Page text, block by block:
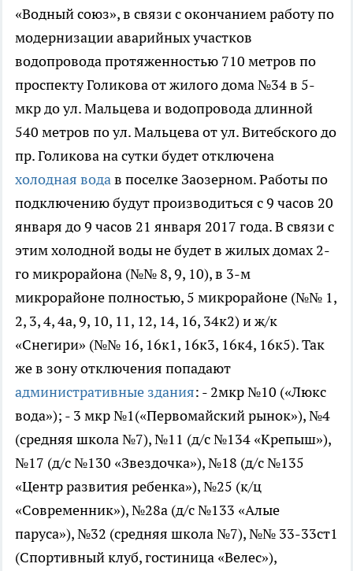
«Водный союз», в связи с окончанием работу по
модернизации аварийных участков
водопровода протяженностью 710 метров по
проспекту Голикова от жилого дома №34 в 5-
мкр до ул. Мальцева и водопровода длинной
540 метров по ул. Мальцева от ул. Витебского до
пр. Голикова на сутки будет отключена
холодная водав поселке Заозерном. Работы по
подключению будут производиться с 9 часов 20
января до 9 часов 21 января 2017 года. В связи с
этим холодной воды не будет в жилых домах 2-
го микрорайона (№№ 8, 9, 10), в 3-м
микрорайоне полностью, 5 микрорайоне (№№ 1,
2, 3, 4, 4а, 9, 10, 11, 12, 14, 16, 34к2) и ж/к
«Снегири» (№№ 16, 16к1, 16к3, 16к4, 16к5). Так
же в зону отключения попадают
административные здания: - 2мкр №10 («Люкс
вода»); - 3 мкр №1(«Первомайский рынок»), №4
(средняя школа №7), №11 (д/с №134 «Крепыш»),
№17 (д/с №130 «Звездочка»), №18 (д/с №135
«Центр развития ребенка»), №25 (к/ц
«Современник»), №28а (д/с №133 «Алые
паруса»), №32 (средняя школа №7), №№ 33-33ст1
(Спортивный клуб, гостиница «Велес»),